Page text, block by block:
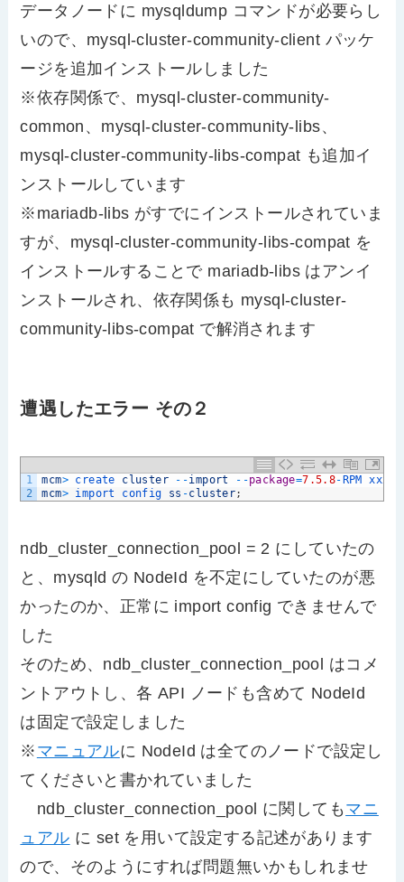
データノードに mysqldump コマンドが必要らし
いので、mysql-cluster-community-client パッケ
ージを追加インストールしました
※依存関係で、mysql-cluster-community-
common、mysql-cluster-community-libs、
mysql-cluster-community-libs-compat も追加イ
ンストールしています
※mariadb-libs がすでにインストールされていま
すが、mysql-cluster-community-libs-compat を
インストールすることで mariadb-libs はアンイ
ンストールされ、依存関係も mysql-cluster-
community-libs-compat で解消されます
遭遇したエラー その２
1
2
mcm> create cluster --import --package=7.5.8- RPM
mcm> import config ss -cluster;
ndb_cluster_connection_pool = 2 にしていたの
と、mysqld の NodeId を不定にしていたのが悪
かったのか、正常に import config できませんで
した
そのため、ndb_cluster_connection_pool はコメ
ントアウトし、各 API ノードも含めて NodeId
は固定で設定しました
※ マニュアルに NodeId は全てのノードで設定し
てくださいと書かれていました
ndb_cluster_connection_pool に関しても マニ
ュアル に set を用いて設定する記述があります
ので、そのようにすれば問題無いかもしれませ